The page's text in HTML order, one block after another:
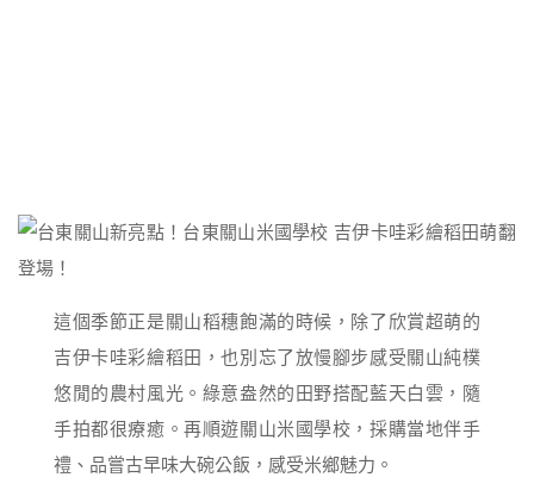
這個季節正是關山稻穗飽滿的時候，除了欣賞超萌的
吉伊卡哇彩繪稻田，也別忘了放慢腳步感受關山純樸
悠閒的農村風光。綠意盎然的田野搭配藍天白雲，隨
手拍都很療癒。再順遊關山米國學校，採購當地伴手
禮、品嘗古早味大碗公飯，感受米鄉魅力。